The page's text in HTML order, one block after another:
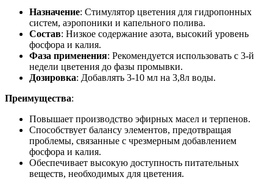
Назначение: Стимулятор цветения для гидропонных
систем, аэропоники и капельного полива.
Состав: Низкое содержание азота, высокий уровень
фосфора и калия.
Фаза применения: Рекомендуется использовать с 3-й
недели цветения до фазы промывки.
Дозировка: Добавлять 3-10 мл на 3,8л воды.
Преимущества:
Повышает производство эфирных масел и терпенов.
Способствует балансу элементов, предотвращая
проблемы, связанные с чрезмерным добавлением
фосфора и калия.
Обеспечивает высокую доступность питательных
веществ, необходимых для цветения.